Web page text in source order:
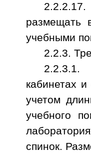
размещать
учебными
2.2.3.
2.2.3.1.
кабинетах
учетом
учебного
спинок.